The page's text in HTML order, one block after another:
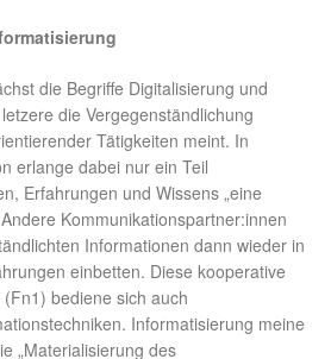
die Begriffe Digitalisierung und
die Vergegenständlichung
Tätigkeiten meint. In
erlange dabei nur ein Teil
Erfahrungen und Wissens „eine
Kommunikationspartner:innen
Informationen dann wieder in
einbetten. Diese kooperative
bediene sich auch
Informatisierung meine
„Materialisierung des